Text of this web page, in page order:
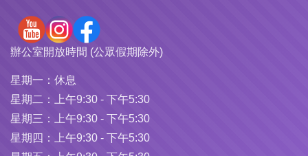
辦公室開放時間 (公眾假期除外)
星期一： 休息
星期二：
上午9:30 - 下午5:30
星期三：
上午9:30 - 下午5:30
星期四：
上午9:30 - 下午5:30